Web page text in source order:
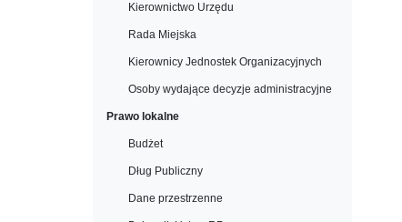
Kierownictwo Urzędu
Rada Miejska
Kierownicy Jednostek Organizacyjnych
Osoby wydające decyzje administracyjne
Prawo lokalne
Budżet
Dług Publiczny
Dane przestrzenne